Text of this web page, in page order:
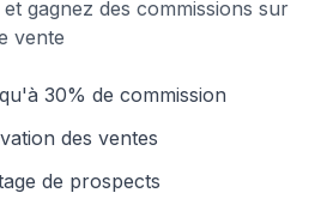
gagnez des commissions sur
vente
30% de commission
des ventes
de prospects